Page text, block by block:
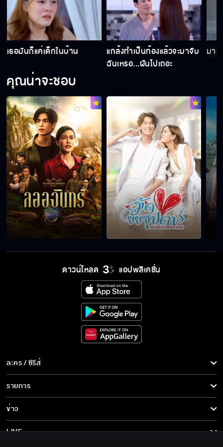
ถือว่าเป็นของรางวัลให้กั๊ตแล้วกัน
แต่งงานมีผัวเด็กกว่า อีก 10 ปี ฉันก็จะกลายเป็น
ถ้า กั๊ต พิสูจน์ความบริสุทธิ์ของตัวเองไม่ได้ ยังไง
วา ก็ต้องหย่า
ก่อเรื่องขนาดนี้ ยังหวังว่าเขาจะนอนกระดิกเท้า
ชื่นชมคุณ งั้นเหรอ
คิดว่ารูปใบเดียวจะลบล้างความผิดที่มีได้งั้นเหรอ
เดี๋ยวให้นอนข้างนอกซะให้เข็ดเลย
น่าจะอนุญาตให้กอดสักหน่อยนะครับ
เสียใจมั้ยที่ต้องมาแต่งงานในวัดแบบนี้
มึงอย่ายุ่งได้มั้ย กูจะมั่วกับใครมันเรื่องของกู
เธอมันก็แค่เด็กในบ้าน
แกล้งทำเป็นท้องแล้วจะมาจับ
ฉันเหรอ...ฝันไปเถอะ
มาท
คุณน่าจะชอบ
ดาวน์โหลด แอปพลิเคชั่น
ละคร / ซีรีส์
ละคร/ซีรีส์
ซีรีส์นานาชาติ
การ์ตูน & เกม
รายการ
รายการทั้งหมด
ข่าว
ข่าวทั้งหมด
LIVE